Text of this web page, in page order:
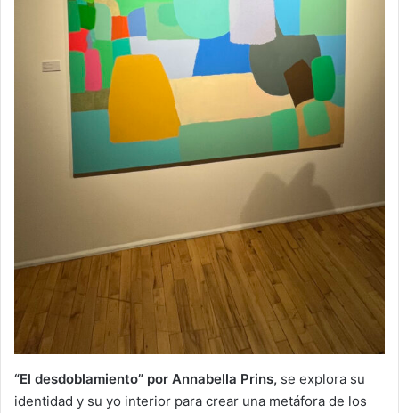
“El desdoblamiento” por Annabella Prins, se explora su
identidad y su yo interior para crear una metáfora de los